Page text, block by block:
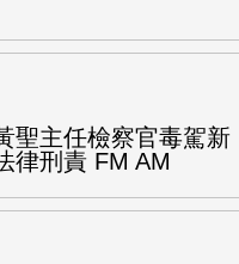
聖主任檢察官毒駕新
律刑責 FM AM